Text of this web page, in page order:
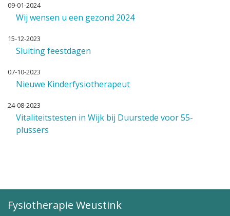
09-01-2024
Wij wensen u een gezond 2024
15-12-2023
Sluiting feestdagen
07-10-2023
Nieuwe Kinderfysiotherapeut
24-08-2023
Vitaliteitstesten in Wijk bij Duurstede voor 55-
plussers
Fysiotherapie Weustink